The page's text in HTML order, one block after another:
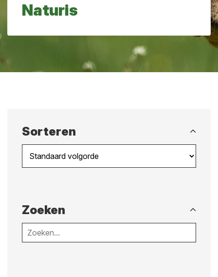
Naturis
Sorteren
Zoeken